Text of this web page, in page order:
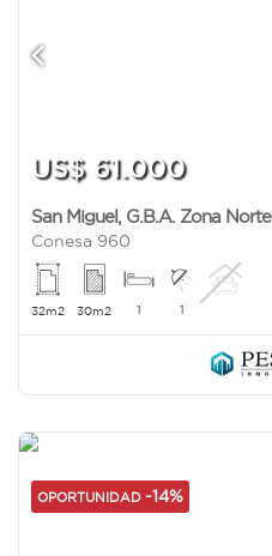
US$ 61.000
San Miguel, G.B.A. Zona Norte
Conesa 960
32m2 30m2 1 1
OPORTUNIDAD -14%